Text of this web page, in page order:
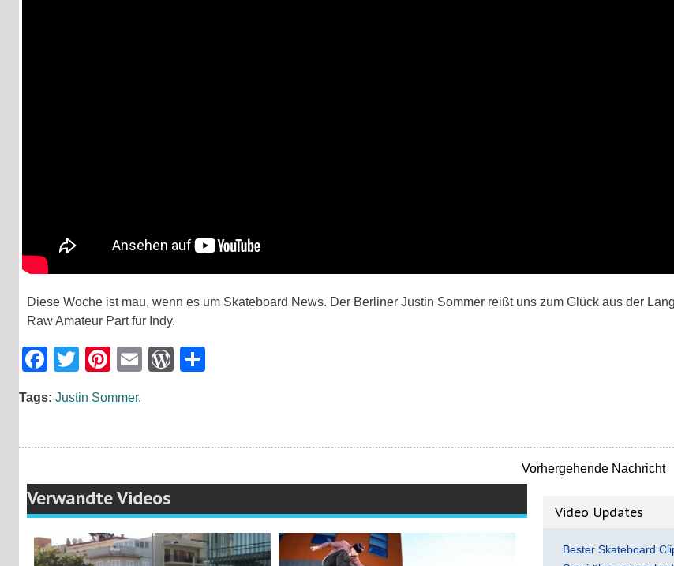
Diese Woche ist mau, wenn es um Skateboard News. Der Berliner Justin Sommer reißt uns zum Glück aus der
Raw Amateur Part für Indy.
Facebook
TwitterPinterest
EmailWordPress
Tags: Justin Sommer,
Vorhergehende Nachricht
Verwandte Videos
Video Updates
Bester Skateboard